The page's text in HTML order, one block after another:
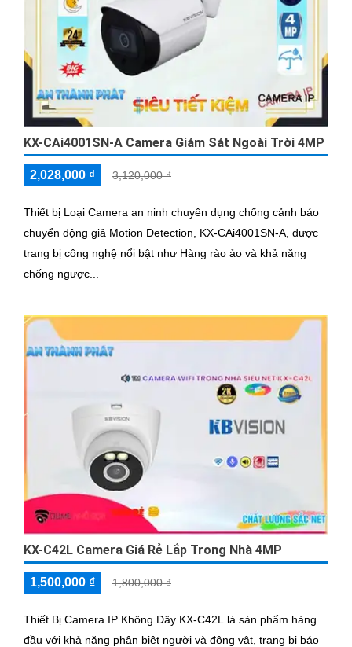
KX-CAi4001SN-A Camera Giám Sát Ngoài Trời 4MP
2,028,000 ₫ 3,120,000 ₫
Thiết bị Loại Camera an ninh chuyên dụng chống cảnh báo
chuyển động giả Motion Detection, KX-CAi4001SN-A, được
trang bị công nghệ nổi bật như Hàng rào ảo và khả năng
chống ngược...
KX-C42L Camera Giá Rẻ Lắp Trong Nhà 4MP
1,500,000 ₫ 1,800,000 ₫
Thiết Bị Camera IP Không Dây KX-C42L là sản phẩm hàng
đầu với khả năng phân biệt người và động vật, trang bị báo